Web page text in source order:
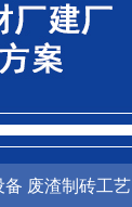
废渣制砖工艺